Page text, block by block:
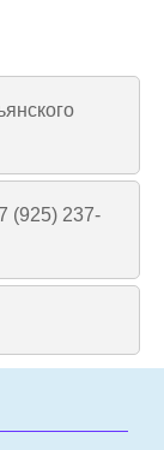
(925) 237-